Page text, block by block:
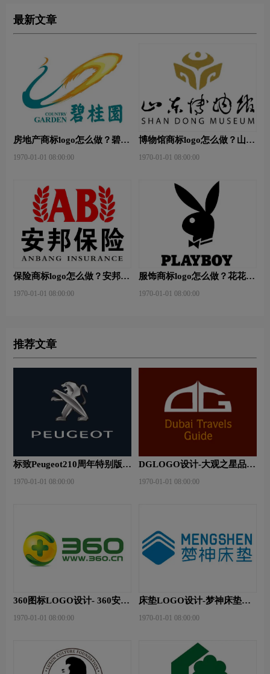
最新文章
房地产商标logo怎么做？碧桂
1970-01-01 08:00:00
博物馆商标logo怎么做？山东
logo设计
1970-01-01 08:00:00
保险商标logo怎么做？安邦保
1970-01-01 08:00:00
服饰商标logo怎么做？花花公
1970-01-01 08:00:00
推荐文章
标致Peugeot210周年特别版新
1970-01-01 08:00:00
DGLOGO设计-大观之星品牌
1970-01-01 08:00:00
360图标LOGO设计- 360安全
1970-01-01 08:00:00
床垫LOGO设计-梦神床垫品
1970-01-01 08:00:00